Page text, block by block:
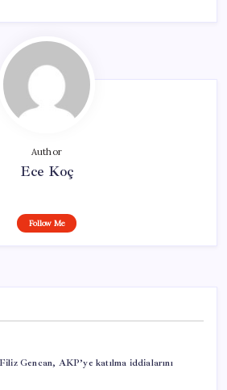
Author
Ece Koç
Follow Me
Gencan, AKP’ye katılma iddialarını